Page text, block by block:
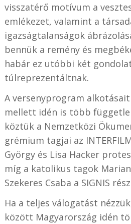
visszatérő motívum a
emlékezet, valamint a
igazságtalanságok
bennük a remény és
habár ez utóbbi két
túlreprezentáltnak.
A versenyprogram
mellett idén is több
köztük a Nemzetközi
grémium tagjai az
György és Lisa Hacker
míg a katolikus tagok
Szekeres Csaba a SIGNIS
Ha a teljes válogatást
között Magyarország idén